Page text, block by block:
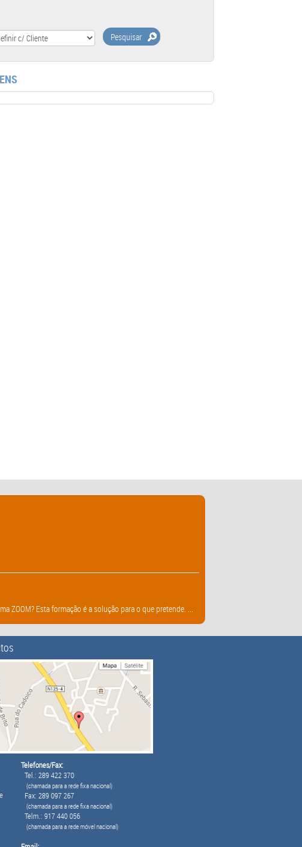
Pesquisar
Esta formação é a solução para o que pretende. ...
Telefones/Fax:
Tel.: 289 422 370
(chamada para a rede fixa nacional)
Fax: 289 097 267
(chamada para a rede fixa nacional)
Telm.: 917 440 056
(chamada para a rede móvel nacional)